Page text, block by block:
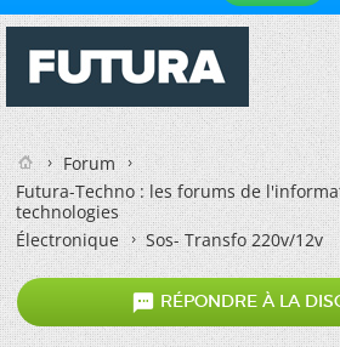
Forum
Futura-Techno : les forums de
technologies
Électronique
Sos- Transfo 220v/12v
 RÉPONDRE À LA